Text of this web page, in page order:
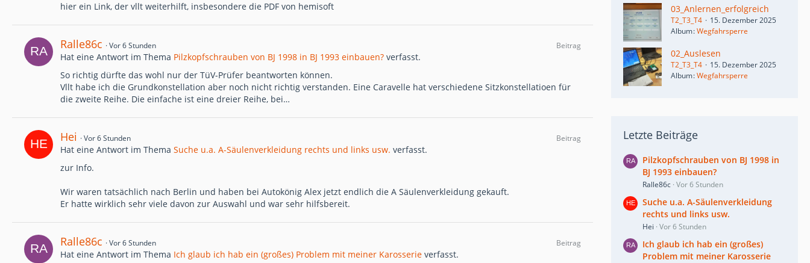
hier ein Link, der vllt weiterhilft, insbesondere die PDF von hemisoft
Ralle86c Vor 6 Stunden
Hat eine Antwort im Thema Pilzkopfschrauben von BJ 1998 in BJ 1993 einbauen? verfasst.
Beitrag
So richtig dürfte das wohl nur der TüV-Prüfer beantworten können.
Vllt habe ich die Grundkonstellation aber noch nicht richtig verstanden. Eine Caravelle hat verschiedene Sitzkonstellatioen für
die zweite Reihe. Die einfache ist eine dreier Reihe, bei…
Hei Vor 6 Stunden
Hat eine Antwort im Thema Suche u.a. A-Säulenverkleidung rechts und links usw. verfasst.
Beitrag
zur Info.
Wir waren tatsächlich nach Berlin und haben bei Autokönig Alex jetzt endlich die A Säulenverkleidung gekauft.
Er hatte wirklich sehr viele davon zur Auswahl und war sehr hilfsbereit.
Ralle86c Vor 6 Stunden
Hat eine Antwort im Thema Ich glaub ich hab ein (großes) Problem mit meiner Karosserie verfasst.
Beitrag
03_Anlernen_erfolgreich
T2_T3_T4
15. Dezember 2025
Album Wegfahrsperre
02_Auslesen
T2_T3_T4
15. Dezember 2025
Album Wegfahrsperre
Letzte Beiträge
Pilzkopfschrauben von BJ 1998 in
BJ 1993 einbauen?
Ralle86c Vor 6 Stunden
Suche u.a. A-Säulenverkleidung
rechts und links usw.
Hei Vor 6 Stunden
Ich glaub ich hab ein (großes)
Problem mit meiner Karosserie